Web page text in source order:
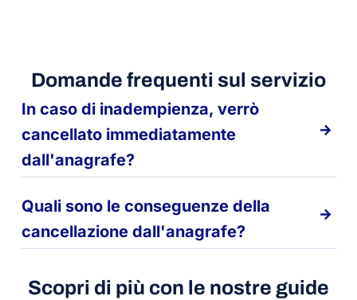
Domande frequenti sul servizio
In caso di inadempienza, verrò
cancellato immediatamente
dall'anagrafe?
Quali sono le conseguenze della
cancellazione dall'anagrafe?
Scopri di più con le nostre guide